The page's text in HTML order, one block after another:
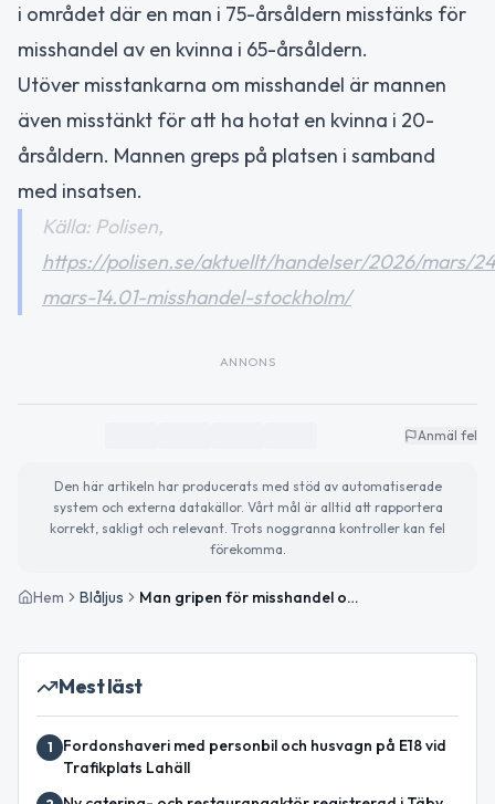
i området där en man i 75-årsåldern misstänks för
misshandel av en kvinna i 65-årsåldern.
Utöver misstankarna om misshandel är mannen
även misstänkt för att ha hotat en kvinna i 20-
årsåldern. Mannen greps på platsen i samband
med insatsen.
Källa: Polisen,
https://polisen.se/aktuellt/handelser/2026/mars/
mars-14.01-misshandel-stockholm/
ANNONS
Anmäl fel
Den här artikeln har producerats med stöd av automatiserade
system och externa datakällor. Vårt mål är alltid att rapportera
korrekt, sakligt och relevant. Trots noggranna kontroller kan fel
förekomma.
Hem Blåljus Man gripen för misshandel och hot i Tensta
Mest läst
1
Fordonshaveri med personbil och husvagn på E18 vid
Trafikplats Lahäll